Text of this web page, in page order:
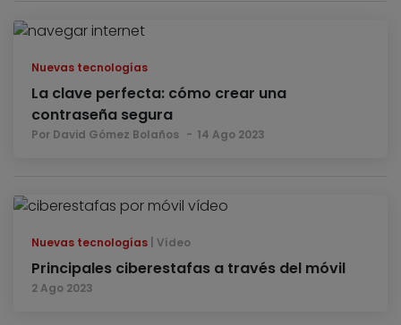
Nuevas tecnologías
La clave perfecta: cómo crear una
contraseña segura
Por David Gómez Bolaños 14 Ago 2023
Nuevas tecnologías Vídeo
Principales ciberestafas a través del móvil
2 Ago 2023